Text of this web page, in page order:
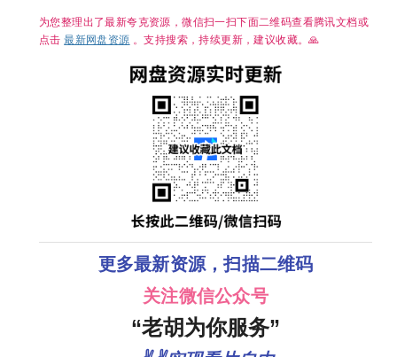
成/丁禹兮为您整理出了最新夸克资源，微信扫一扫下面二维码查看腾讯文档或
点击最新网盘资源 。支持搜索，持续更新，建议收藏。🙏
更多最新资源，扫描二维码
关注微信公众号
“老胡为你服务”